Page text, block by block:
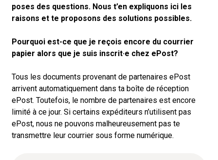
poses des questions. Nous t’en expliquons ici les
raisons et te proposons des solutions possibles.
Pourquoi est-ce que je reçois encore du courrier
papier alors que je suis inscrit·e chez ePost?
Tous les documents provenant de partenaires ePost
arrivent automatiquement dans ta boîte de réception
ePost. Toutefois, le nombre de partenaires est encore
limité à ce jour. Si certains expéditeurs n’utilisent pas
ePost, nous ne pouvons malheureusement pas te
transmettre leur courrier sous forme numérique.